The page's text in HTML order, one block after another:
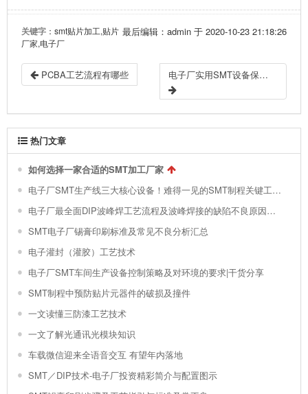
最后编辑：admin 于 2020-10-23 21:18:26
关键字 ：smt贴片加工,贴片
厂家,电子厂
PCBA工艺流程有哪些 电子厂实用SMT设备保养与工艺工程师日常工作指导及焊接工艺解析汇总手册
热门文章
如何选择一家合适的SMT加工厂家
电子厂SMT生产线三大核心设备！难得一见的SMT制程关键工艺视频！
电子厂最全面DIP波峰焊工艺流程及波峰焊接的缺陷不良原因分析 !
SMT电子厂锡膏印刷标准及常见不良分析汇总
电子灌封（灌胶）工艺技术
电子厂SMT车间生产设备控制策略及对环境的要求|干货分享
SMT制程中预防贴片元器件的破损及撞件
一文读懂三防漆工艺技术
一文了解光通讯光模块知识
车载微信迎来全语音交互 有望年内落地
SMT／DIP技术-电子厂投资精彩简介与配置图示